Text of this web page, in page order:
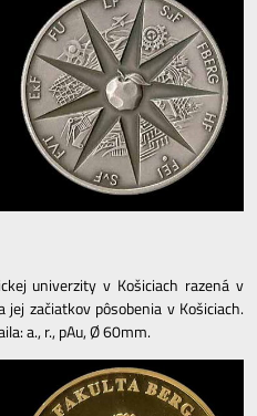
univerzity v Košiciach razená v
začiatkov pôsobenia v Košiciach.
a., r., pAu, Ø 60mm.